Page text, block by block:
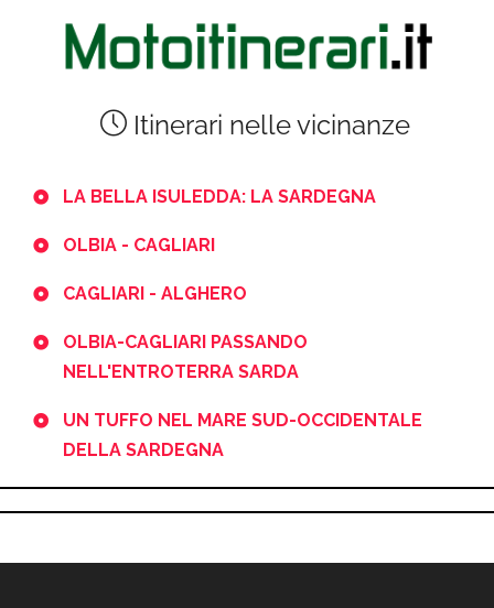
Itinerari nelle vicinanze
LA BELLA ISULEDDA: LA SARDEGNA
OLBIA - CAGLIARI
CAGLIARI - ALGHERO
OLBIA-CAGLIARI PASSANDO
NELL'ENTROTERRA SARDA
UN TUFFO NEL MARE SUD-OCCIDENTALE
DELLA SARDEGNA